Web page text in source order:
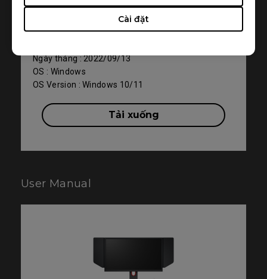
Cài đặt
WHQL driver
Phiên bản : 001
Ngày tháng : 2022/09/13
OS : Windows
OS Version : Windows 10/11
Tải xuống
User Manual